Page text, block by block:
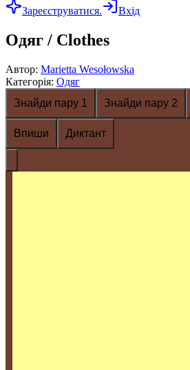
Зареєструватися. Вхід
Одяг / Clothes
Автор: Marietta Wesołowska
Категорія: Одяг
Знайди пару 1
Знайди пару 2
Впиши Диктант